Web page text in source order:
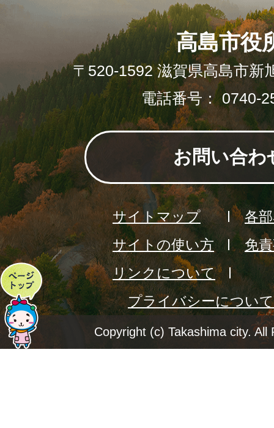
ペ
ー
ジ
高島市役
〒520-1592 滋賀県高島市新
電話番号： 0740-
お問い合わ
サイトマップ
各
サイトの使い方
免
リンクについて
プライバシーについて
Copyright (c) Takashima city. All